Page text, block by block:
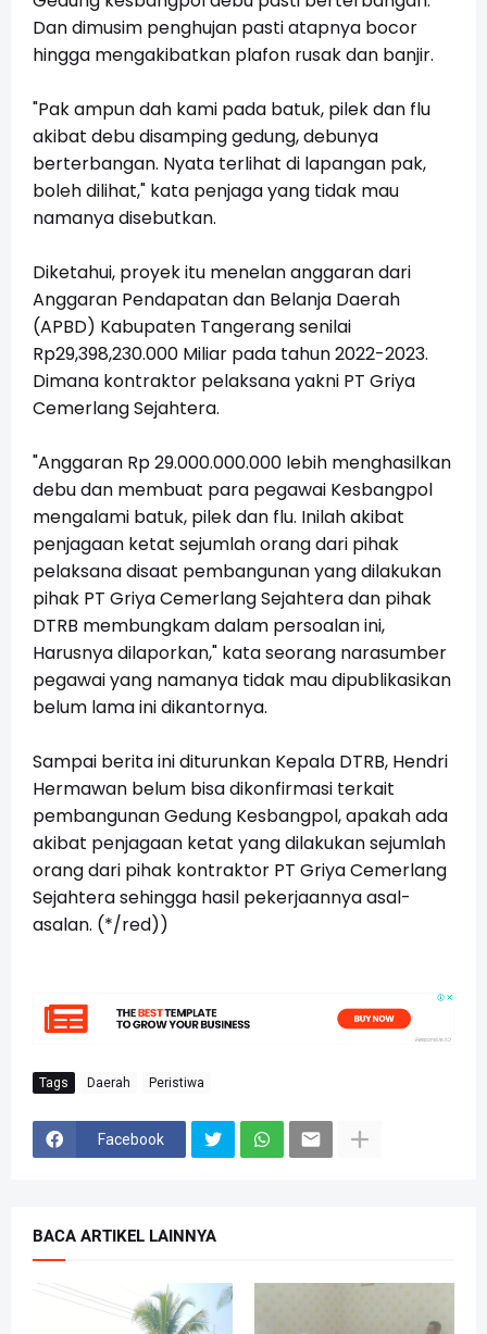
Dan dimusim penghujan pasti atapnya bocor
hingga mengakibatkan plafon rusak dan banjir.
"Pak ampun dah kami pada batuk, pilek dan flu
akibat debu disamping gedung, debunya
berterbangan. Nyata terlihat di lapangan pak,
boleh dilihat," kata penjaga yang tidak mau
namanya disebutkan.
Diketahui, proyek itu menelan anggaran dari
Anggaran Pendapatan dan Belanja Daerah
(APBD) Kabupaten Tangerang senilai
Rp29,398,230.000 Miliar pada tahun 2022-2023.
Dimana kontraktor pelaksana yakni PT Griya
Cemerlang Sejahtera.
"Anggaran Rp 29.000.000.000 lebih menghasilkan
debu dan membuat para pegawai Kesbangpol
mengalami batuk, pilek dan flu. Inilah akibat
penjagaan ketat sejumlah orang dari pihak
pelaksana disaat pembangunan yang dilakukan
pihak PT Griya Cemerlang Sejahtera dan pihak
DTRB membungkam dalam persoalan ini,
Harusnya dilaporkan," kata seorang narasumber
pegawai yang namanya tidak mau dipublikasikan
belum lama ini dikantornya.
Sampai berita ini diturunkan Kepala DTRB, Hendri
Hermawan belum bisa dikonfirmasi terkait
pembangunan Gedung Kesbangpol, apakah ada
akibat penjagaan ketat yang dilakukan sejumlah
orang dari pihak kontraktor PT Griya Cemerlang
Sejahtera sehingga hasil pekerjaannya asal-
asalan. (*/red))
Tags Daerah Peristiwa
Facebook
BACA ARTIKEL LAINNYA